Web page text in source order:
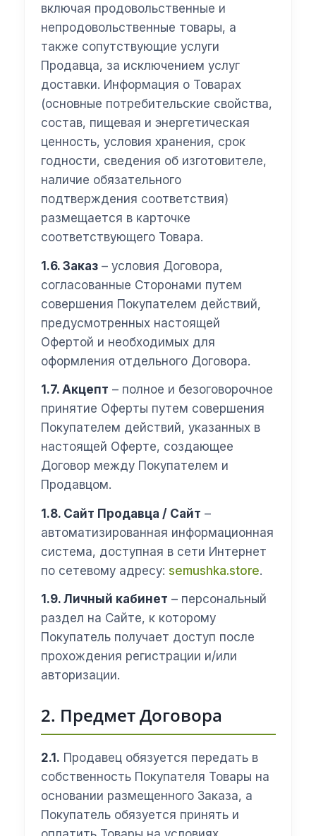
включая продовольственные и
непродовольственные товары, а
также сопутствующие услуги
Продавца, за исключением услуг
доставки. Информация о Товарах
(основные потребительские свойства,
состав, пищевая и энергетическая
ценность, условия хранения, срок
годности, сведения об изготовителе,
наличие обязательного
подтверждения соответствия)
размещается в карточке
соответствующего Товара.
1.6. Заказ– условия Договора,
согласованные Сторонами путем
совершения Покупателем действий,
предусмотренных настоящей
Офертой и необходимых для
оформления отдельного Договора.
1.7. Акцепт – полное и безоговорочное
принятие Оферты путем совершения
Покупателем действий, указанных в
настоящей Оферте, создающее
Договор между Покупателем и
Продавцом.
1.8. Сайт Продавца / Сайт –
автоматизированная информационная
система, доступная в сети Интернет
по сетевому адресу: semushka.store.
1.9. Личный кабинет – персональный
раздел на Сайте, к которому
Покупатель получает доступ после
прохождения регистрации и/или
авторизации.
2. Предмет Договора
2.1. Продавец обязуется передать в
собственность Покупателя Товары на
основании размещенного Заказа, а
Покупатель обязуется принять и